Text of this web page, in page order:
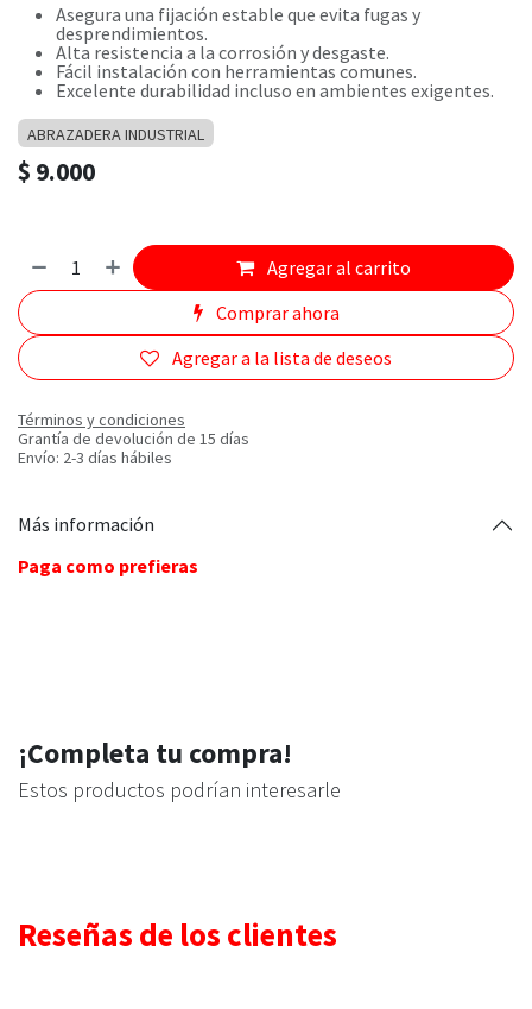
Asegura una fijación estable que evita fugas y
desprendimientos.
Alta resistencia a la corrosión y desgaste.
Fácil instalación con herramientas comunes.
Excelente durabilidad incluso en ambientes exigentes.
ABRAZADERA INDUSTRIAL
$ 9.000
Agregar al carrito
Comprar ahora
Agregar a la lista de deseos
Términos y condiciones
Grantía de devolución de 15 días
Envío: 2-3 días hábiles
Más información
Paga como prefieras
¡Completa tu compra!
Estos productos podrían interesarle
Reseñas de los clientes